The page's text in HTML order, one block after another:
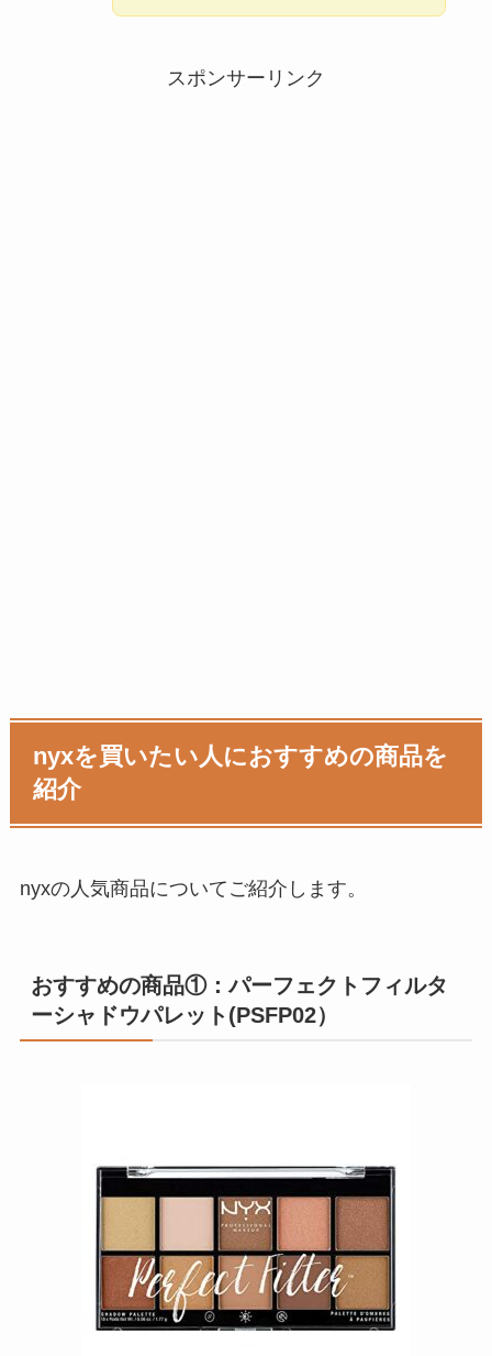
スポンサーリンク
nyxを買いたい人におすすめの商品を
紹介
nyxの人気商品についてご紹介します。
おすすめの商品①：パーフェクトフィルタ
ーシャドウパレット(PSFP02）